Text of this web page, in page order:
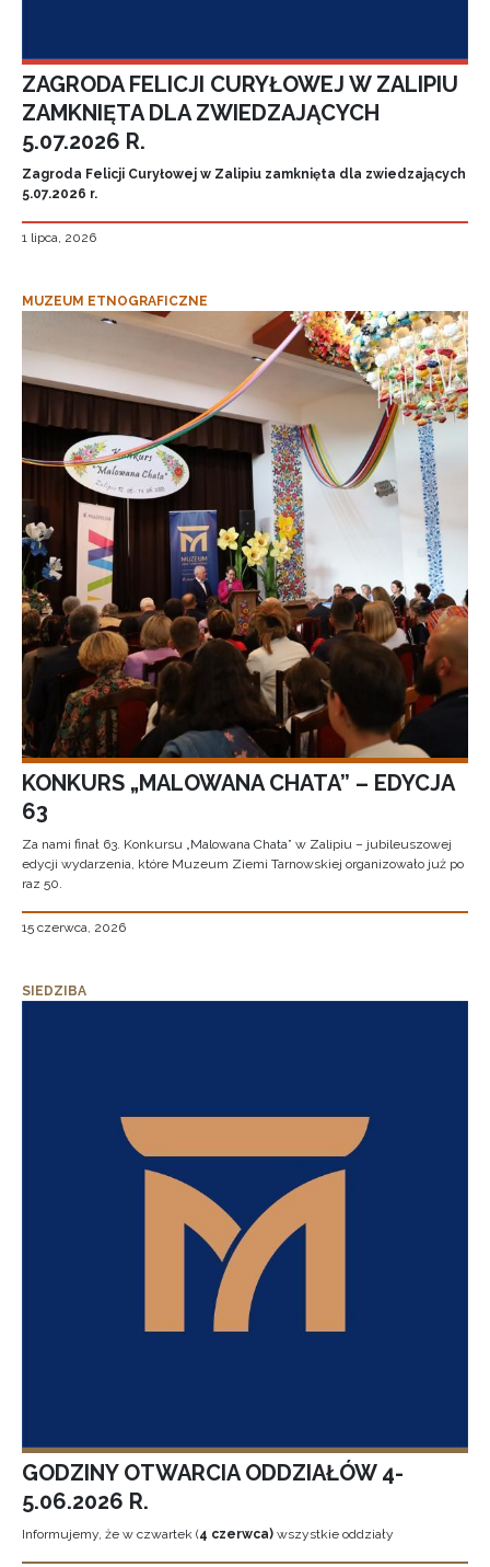
ZAGRODA FELICJI CURYŁOWEJ W ZALIPIU
ZAMKNIĘTA DLA ZWIEDZAJĄCYCH
5.07.2026 R.
Zagroda Felicji Curyłowej w Zalipiu zamknięta dla zwiedzających
5.07.2026 r.
1 lipca, 2026
MUZEUM ETNOGRAFICZNE
KONKURS „MALOWANA CHATA” – EDYCJA
63
Za nami finał 63. Konkursu „Malowana Chata” w Zalipiu – jubileuszowej
edycji wydarzenia, które Muzeum Ziemi Tarnowskiej organizowało już po
raz 50.
15 czerwca, 2026
SIEDZIBA
GODZINY OTWARCIA ODDZIAŁÓW 4-
5.06.2026 R.
Informujemy, że w czwartek (4 czerwca) wszystkie oddziały